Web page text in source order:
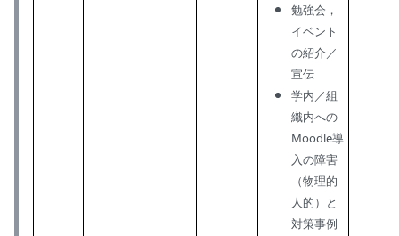
勉強会，
イベント
の紹介／
宣伝
学内／組
織内への
Moodle導
入の障害
（物理的
人的）と
対策事例